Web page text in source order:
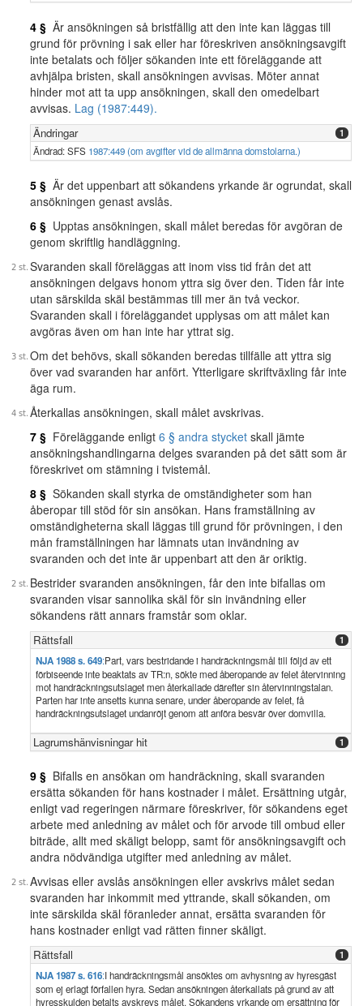
4 § Är ansökningen så bristfällig att den inte kan läggas till
grund för prövning i sak eller har föreskriven ansökningsavgift
inte betalats och följer sökanden inte ett föreläggande att
avhjälpa bristen, skall ansökningen avvisas. Möter annat
hinder mot att ta upp ansökningen, skall den omedelbart
avvisas. Lag (1987:449).
Ändringar 1
Ändrad: SFS 1987:449 (om avgifter vid de allmänna domstolarna.)
5 § Är det uppenbart att sökandens yrkande är ogrundat, skall
ansökningen genast avslås.
6 § Upptas ansökningen, skall målet beredas för avgöran de
genom skriftlig handläggning.
Svaranden skall föreläggas att inom viss tid från det att
ansökningen delgavs honom yttra sig över den. Tiden får inte
utan särskilda skäl bestämmas till mer än två veckor.
Svaranden skall i föreläggandet upplysas om att målet kan
avgöras även om han inte har yttrat sig.
Om det behövs, skall sökanden beredas tillfälle att yttra sig
över vad svaranden har anfört. Ytterligare skriftväxling får inte
äga rum.
Återkallas ansökningen, skall målet avskrivas.
7 § Föreläggande enligt 6 § andra stycket skall jämte
ansökningshandlingarna delges svaranden på det sätt som är
föreskrivet om stämning i tvistemål.
8 § Sökanden skall styrka de omständigheter som han
åberopar till stöd för sin ansökan. Hans framställning av
omständigheterna skall läggas till grund för prövningen, i den
mån framställningen har lämnats utan invändning av
svaranden och det inte är uppenbart att den är oriktig.
Bestrider svaranden ansökningen, får den inte bifallas om
svaranden visar sannolika skäl för sin invändning eller
sökandens rätt annars framstår som oklar.
Rättsfall 1
NJA 1988 s. 649:Part, vars bestridande i handräckningsmål till följd av ett
förbiseende inte beaktats av TR:n, sökte med åberopande av felet återvinning
mot handräckningsutslaget men återkallade därefter sin återvinningstalan.
Parten har inte ansetts kunna senare, under åberopande av felet, få
handräckningsutslaget undanröjt genom att anföra besvär över domvilla.
Lagrumshänvisningar hit 1
9 § Bifalls en ansökan om handräckning, skall svaranden
ersätta sökanden för hans kostnader i målet. Ersättning utgår,
enligt vad regeringen närmare föreskriver, för sökandens eget
arbete med anledning av målet och för arvode till ombud eller
biträde, allt med skäligt belopp, samt för ansökningsavgift och
andra nödvändiga utgifter med anledning av målet.
Avvisas eller avslås ansökningen eller avskrivs målet sedan
svaranden har inkommit med yttrande, skall sökanden, om
inte särskilda skäl föranleder annat, ersätta svaranden för
hans kostnader enligt vad rätten finner skäligt.
Rättsfall 1
NJA 1987 s. 616:I handräckningsmål ansöktes om avhysning av hyresgäst
som ej erlagt förfallen hyra. Sedan ansökningen återkallats på grund av att
hyresskulden betalts avskrevs målet. Sökandens yrkande om ersättning för